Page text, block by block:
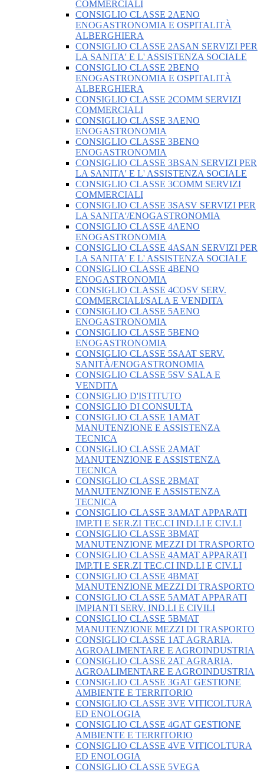
COMMERCIALI
CONSIGLIO CLASSE 2AENO
ENOGASTRONOMIA E OSPITALITÀ
ALBERGHIERA
CONSIGLIO CLASSE 2ASAN SERVIZI PER
LA SANITA' E L' ASSISTENZA SOCIALE
CONSIGLIO CLASSE 2BENO
ENOGASTRONOMIA E OSPITALITÀ
ALBERGHIERA
CONSIGLIO CLASSE 2COMM SERVIZI
COMMERCIALI
CONSIGLIO CLASSE 3AENO
ENOGASTRONOMIA
CONSIGLIO CLASSE 3BENO
ENOGASTRONOMIA
CONSIGLIO CLASSE 3BSAN SERVIZI PER
LA SANITA' E L' ASSISTENZA SOCIALE
CONSIGLIO CLASSE 3COMM SERVIZI
COMMERCIALI
CONSIGLIO CLASSE 3SASV SERVIZI PER
LA SANITA'/ENOGASTRONOMIA
CONSIGLIO CLASSE 4AENO
ENOGASTRONOMIA
CONSIGLIO CLASSE 4ASAN SERVIZI PER
LA SANITA' E L' ASSISTENZA SOCIALE
CONSIGLIO CLASSE 4BENO
ENOGASTRONOMIA
CONSIGLIO CLASSE 4COSV SERV.
COMMERCIALI/SALA E VENDITA
CONSIGLIO CLASSE 5AENO
ENOGASTRONOMIA
CONSIGLIO CLASSE 5BENO
ENOGASTRONOMIA
CONSIGLIO CLASSE 5SAAT SERV.
SANITÀ/ENOGASTRONOMIA
CONSIGLIO CLASSE 5SV SALA E
VENDITA
CONSIGLIO D'ISTITUTO
CONSIGLIO DI CONSULTA
CONSIGLIO CLASSE 1AMAT
MANUTENZIONE E ASSISTENZA
TECNICA
CONSIGLIO CLASSE 2AMAT
MANUTENZIONE E ASSISTENZA
TECNICA
CONSIGLIO CLASSE 2BMAT
MANUTENZIONE E ASSISTENZA
TECNICA
CONSIGLIO CLASSE 3AMAT APPARATI
IMP.TI E SER.ZI TEC.CI IND.LI E CIV.LI
CONSIGLIO CLASSE 3BMAT
MANUTENZIONE MEZZI DI TRASPORTO
CONSIGLIO CLASSE 4AMAT APPARATI
IMP.TI E SER.ZI TEC.CI IND.LI E CIV.LI
CONSIGLIO CLASSE 4BMAT
MANUTENZIONE MEZZI DI TRASPORTO
CONSIGLIO CLASSE 5AMAT APPARATI
IMPIANTI SERV. IND.LI E CIVILI
CONSIGLIO CLASSE 5BMAT
MANUTENZIONE MEZZI DI TRASPORTO
CONSIGLIO CLASSE 1AT AGRARIA,
AGROALIMENTARE E AGROINDUSTRIA
CONSIGLIO CLASSE 2AT AGRARIA,
AGROALIMENTARE E AGROINDUSTRIA
CONSIGLIO CLASSE 3GAT GESTIONE
AMBIENTE E TERRITORIO
CONSIGLIO CLASSE 3VE VITICOLTURA
ED ENOLOGIA
CONSIGLIO CLASSE 4GAT GESTIONE
AMBIENTE E TERRITORIO
CONSIGLIO CLASSE 4VE VITICOLTURA
ED ENOLOGIA
CONSIGLIO CLASSE 5VEGA